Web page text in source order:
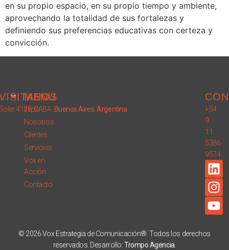
en su propio espacio, en su propio tiempo y ambiente,
aprovechando la totalidad de sus fortalezas y
definiendo sus preferencias educativas con certeza y
convicción.
MENU
Inicio
Nosotros
Clientes
Servicios
Vox en
Acción
Contacto
4128, CABA. Buenos Aires. Argentina
+54
9
11
5386
9574
© 2026 Vox Estrategia de Comunicación®. Todos los derechos
reservados. Desarrollo:Trompo Agencia.